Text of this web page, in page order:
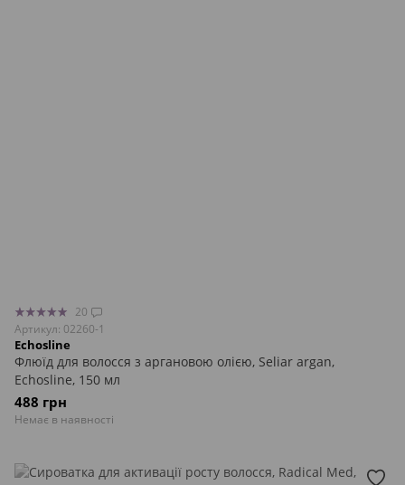
20
Артикул: 02260-1
Echosline
Флюїд для волосся з аргановою олією, Seliar argan,
Echosline, 150 мл
488 грн
Немає в наявності